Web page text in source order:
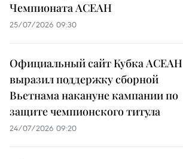
Чемпионата АСЕАН
25/07/2026 09:30
Официальный сайт Кубка АСЕАН
выразил поддержку сборной
Вьетнама накануне кампании по
защите чемпионского титула
24/07/2026 09:20